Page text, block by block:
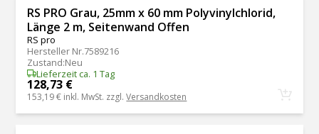
RS PRO Grau, 25mm x 60 mm Polyvinylchlorid,
Länge 2 m, Seitenwand Offen
RS pro
Hersteller Nr.7589216
Zustand:Neu
Lieferzeit ca. 1 Tag
128,73 €
153,19 € inkl. MwSt. zzgl.Versandkosten